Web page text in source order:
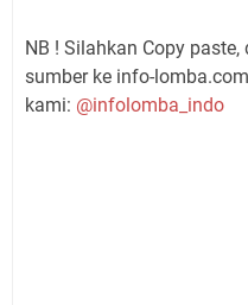
NB ! Silahkan Copy
sumber ke info-
kami: @infolomba_indo